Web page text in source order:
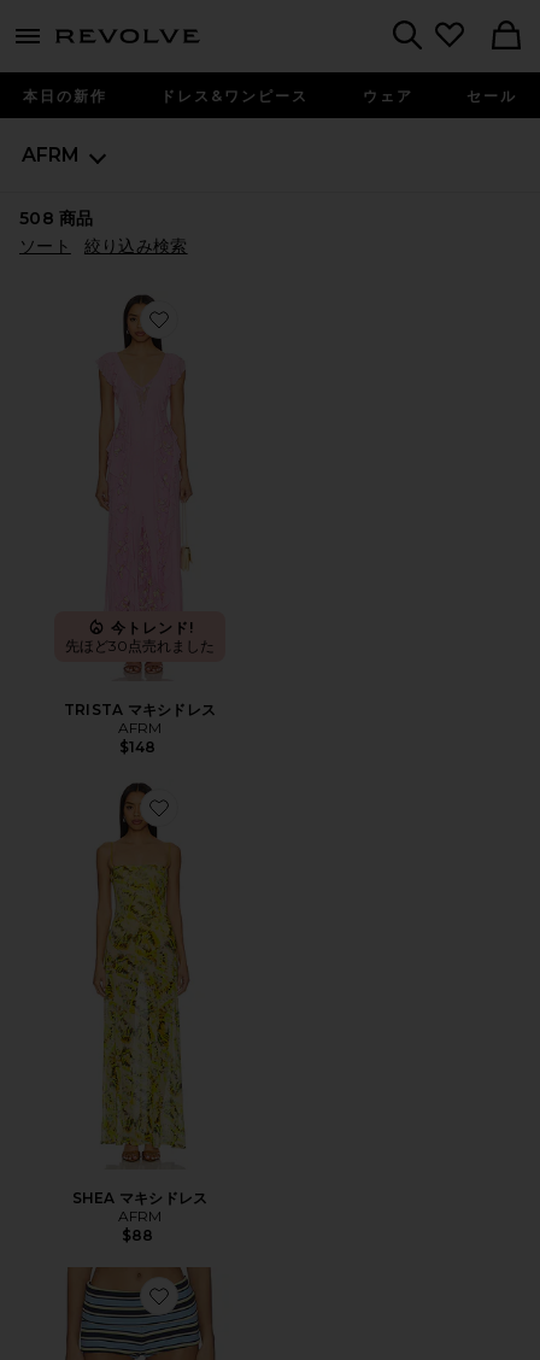
menu - shows more content
本日の新作 ドレス&ワンピース ウェア セール
AFRM
508 商品
ソート
絞り込み検索
Favorite TRISTA マキシドレス
今トレンド!
先ほど30点売れました
TRISTA マキシドレス
AFRM
$148
Favorite SHEA マキシドレス
SHEA マキシドレス
AFRM
$88
Favorite JUSTINA ショートパンツ